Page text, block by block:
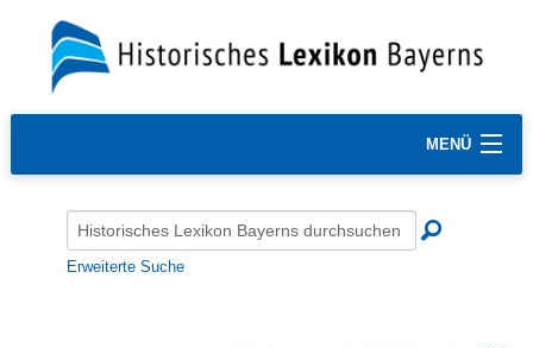
MENÜ
Erweiterte Suche